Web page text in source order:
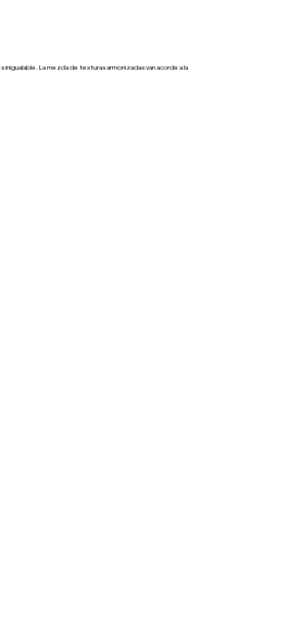
La mezcla de texturas armonizadas van acorde a la